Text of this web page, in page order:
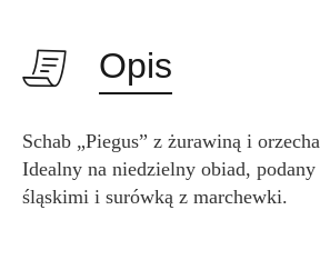
Opis
Schab „Piegus” z żurawiną i
Idealny na niedzielny obiad,
śląskimi i surówką z marchewki.